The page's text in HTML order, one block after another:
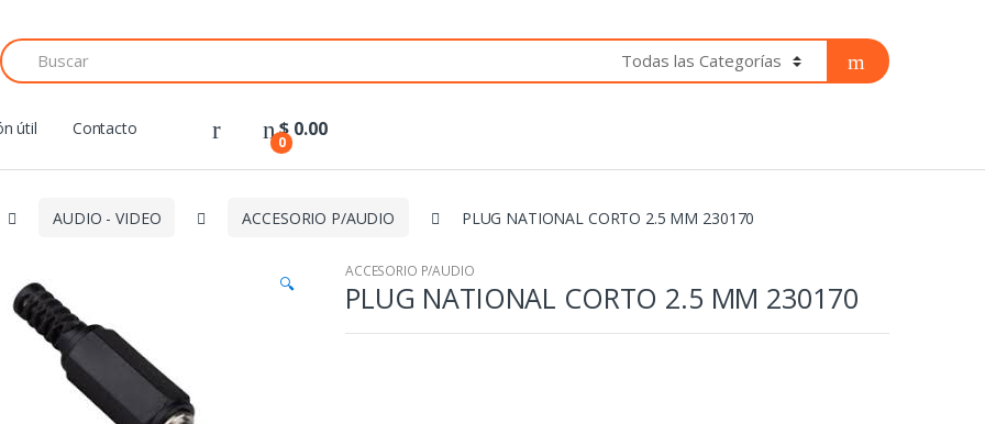
Search
for:
útil Contacto
0
$ 0.00
AUDIO - VIDEO ACCESORIO P/AUDIO PLUG NATIONAL CORTO 2.5 MM 230170
🔍
ACCESORIO P/AUDIO
PLUG NATIONAL CORTO 2.5 MM 230170